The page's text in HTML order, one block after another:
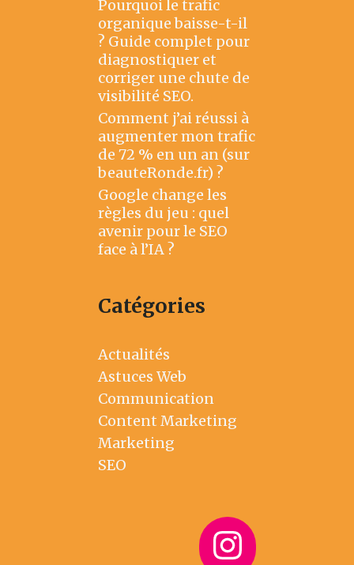
Pourquoi le trafic
organique baisse-t-il
? Guide complet pour
diagnostiquer et
corriger une chute de
visibilité SEO.
Comment j’ai réussi à
augmenter mon trafic
de 72 % en un an (sur
beauteRonde.fr) ?
Google change les
règles du jeu : quel
avenir pour le SEO
face à l’IA ?
Catégories
Actualités
Astuces Web
Communication
Content Marketing
Marketing
SEO